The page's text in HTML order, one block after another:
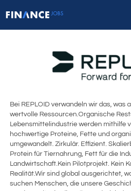
Bei REPLOID verwandeln wir das, was
wertvolle Ressourcen.Organische
Lebensmittelindustrie werden mithilfe
hochwertige Proteine, Fette und
umgewandelt. Zirkulär. Effizient.
Protein für Tiernahrung, Fett für die
Landwirtschaft.Kein Pilotprojekt. Kein
Realität.Wir sind global ausgerichtet,
suchen Menschen, die unsere